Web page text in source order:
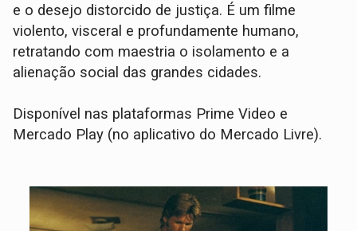
e o desejo distorcido de justiça. É um filme
violento, visceral e profundamente humano,
retratando com maestria o isolamento e a
alienação social das grandes cidades.
Disponível nas plataformas Prime Video e
Mercado Play (no aplicativo do Mercado Livre).